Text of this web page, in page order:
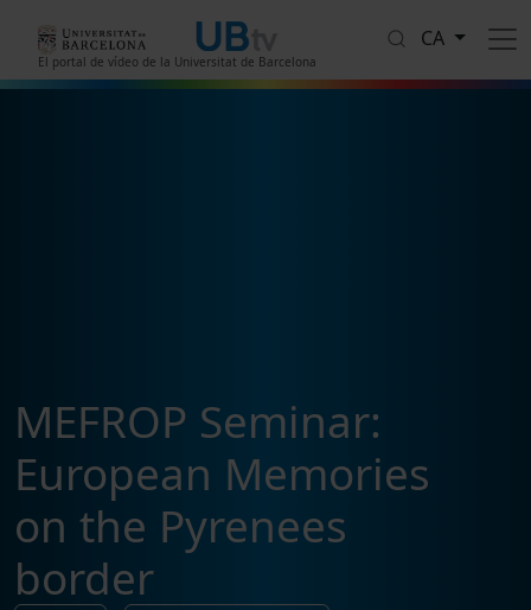
El portal de vídeo de la Universitat de Barcelona
CA
MEFROP Seminar:
European Memories
on the Pyrenees
border